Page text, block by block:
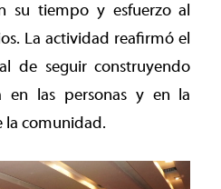
su tiempo y esfuerzo al
La actividad reafirmó el
de seguir construyendo
en las personas y en la
la comunidad.